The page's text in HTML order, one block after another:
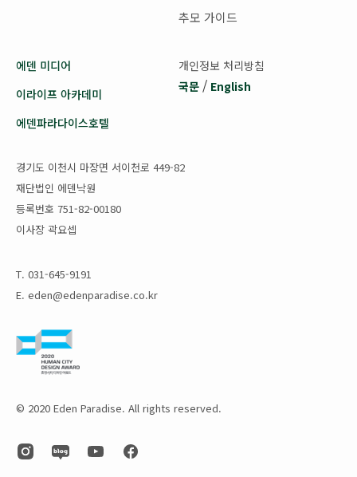
추모 가이드
에덴 미디어
이라이프 아카데미
에덴파라다이스호텔
개인정보 처리방침
국문 / English
경기도 이천시 마장면 서이천로 449-82
재단법인 에덴낙원
등록번호 751-82-00180
이사장 곽요셉
T. 031-645-9191
E. eden@edenparadise.co.kr
© 2020 Eden Paradise. All rights reserved.